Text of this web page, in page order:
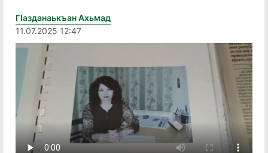
Гӏазданаькъан Ахьмад
11.07.2025 12:47